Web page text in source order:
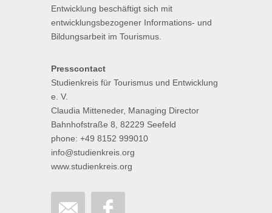
Entwicklung beschäftigt sich mit
entwicklungsbezogener Informations- und
Bildungsarbeit im Tourismus.
Presscontact
Studienkreis für Tourismus und Entwicklung
e. V.
Claudia Mitteneder, Managing Director
Bahnhofstraße 8, 82229 Seefeld
phone: +49 8152 999010
info@studienkreis.org
www.studienkreis.org